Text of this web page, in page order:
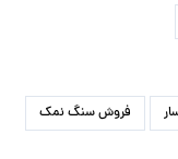
فروش سنگ نمک